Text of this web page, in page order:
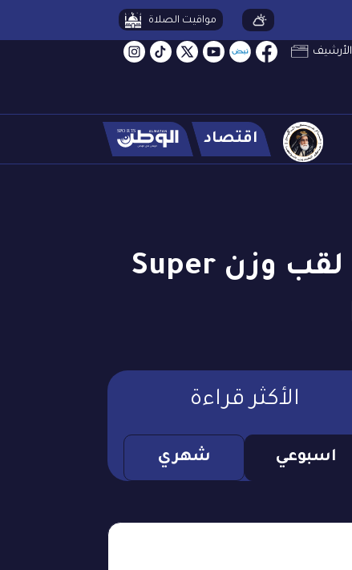
مواقيت الصلاة
الأرشيف
اقتصاد
اللبناني فخر الدين يبدي رغبة بالمنافسة على لقب وزن Super
الأكثر قراءة
اسبوعي شهري